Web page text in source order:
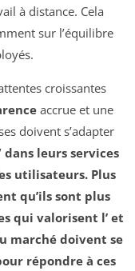
à distance. Cela
sur l’équilibre
croissantes
accrue et une
doivent s’adapter
dans leurs services
utilisateurs. Plus
qu’ils sont plus
qui valorisent l’ et
marché doivent se
répondre à ces